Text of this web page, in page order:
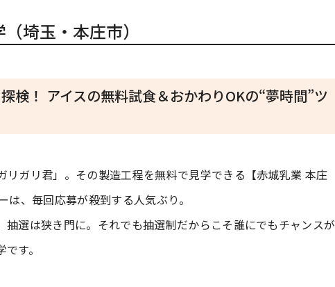
埼玉・本庄市）
検！ アイスの無料試食＆おかわりOKの“夢時間”ツ
リガリ君」。その製造工程を無料で見学できる【赤城乳業 本庄
、毎回応募が殺到する人気ぶり。
抽選は狭き門に。それでも抽選制だからこそ誰にでもチャンスが
す。